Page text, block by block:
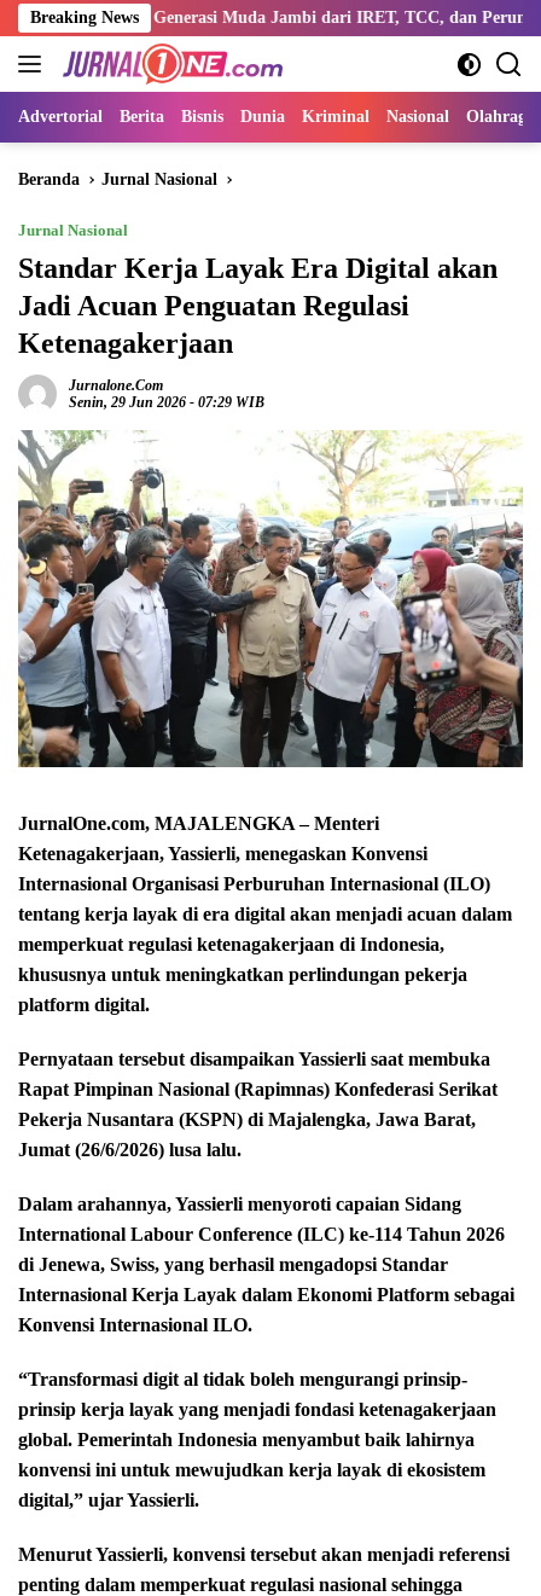
Langsung
ke
konten
Breaking News
Generasi Muda Jambi dari IRET, TCC, dan Perundungan
Advertorial Berita Bisnis Dunia Kriminal Nasional Olahraga
Beranda Jurnal Nasional
Jurnal Nasional
Standar Kerja Layak Era Digital akan
Jadi Acuan Penguatan Regulasi
Ketenagakerjaan
Jurnalone.com
Senin, 29 Jun 2026 - 07:29 WIB
JurnalOne.com, MAJALENGKA – Menteri
Ketenagakerjaan, Yassierli, menegaskan Konvensi
Internasional Organisasi Perburuhan Internasional (ILO)
tentang kerja layak di era digital akan menjadi acuan dalam
memperkuat regulasi ketenagakerjaan di Indonesia,
khususnya untuk meningkatkan perlindungan pekerja
platform digital.
Pernyataan tersebut disampaikan Yassierli saat membuka
Rapat Pimpinan Nasional (Rapimnas) Konfederasi Serikat
Pekerja Nusantara (KSPN) di Majalengka, Jawa Barat,
Jumat (26/6/2026) lusa lalu.
Dalam arahannya, Yassierli menyoroti capaian Sidang
International Labour Conference (ILC) ke-114 Tahun 2026
di Jenewa, Swiss, yang berhasil mengadopsi Standar
Internasional Kerja Layak dalam Ekonomi Platform sebagai
Konvensi Internasional ILO.
“Transformasi digit al tidak boleh mengurangi prinsip-
prinsip kerja layak yang menjadi fondasi ketenagakerjaan
global. Pemerintah Indonesia menyambut baik lahirnya
konvensi ini untuk mewujudkan kerja layak di ekosistem
digital,” ujar Yassierli.
Menurut Yassierli, konvensi tersebut akan menjadi referensi
penting dalam memperkuat regulasi nasional sehingga